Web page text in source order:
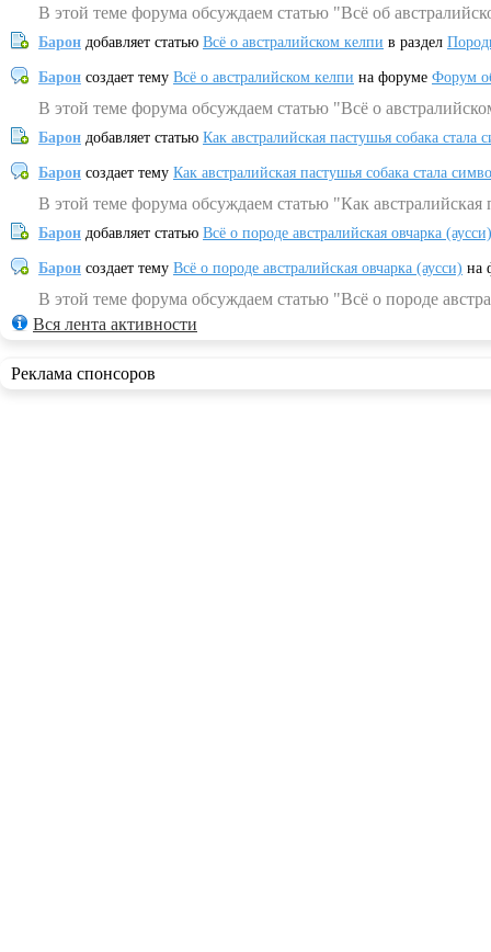
В этой теме форума обсуждаем статью "Всё об
Барон добавляет статью Всё о австралийском келпи в раздел
Барон создает тему Всё о австралийском келпи на форуме Форум
В этой теме форума обсуждаем статью "Всё о
Барон добавляет статью Как австралийская пастушья собака
Барон создает тему Как австралийская пастушья собака стала
В этой теме форума обсуждаем статью "Как
Барон добавляет статью Всё о породе австралийская овчарка (аусси)
Барон создает тему Всё о породе австралийская овчарка (аусси) на
В этой теме форума обсуждаем статью "Всё о породе
Вся лента активности
Реклама спонсоров